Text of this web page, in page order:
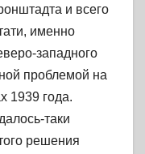
и всего
именно
западного
проблемой на
1939 года.
таки
решения